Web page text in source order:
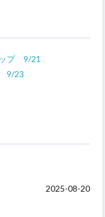
ップ 9/21
9/23
2025-08-20